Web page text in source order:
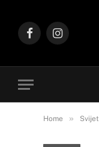
FacebookInstagram
Home » Svijet